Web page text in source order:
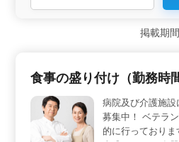
＜経験豊富な中高年の活躍場所
動車整備士業務を、中高年の方
す。年齢に関係なく、豊富な経
す。 ＜技術力を活かす仕事内
以上の経験が求められる仕事で
など、幅広い業務に携わること
力を存分に発揮し、お客様の安
サポートすることができます
掲載期
食事の盛り付け（勤務時
病院及び介護施
募集中！ ベテラ
的に行っており